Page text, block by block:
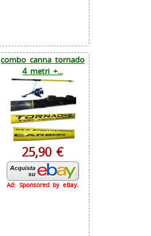
combo canna tornado
4 metri +...
25,90 €
Ad: Sponsored by eBay.